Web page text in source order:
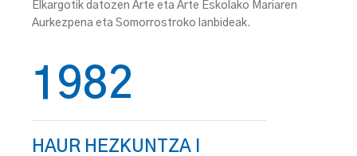
Elkargotik datozen Arte eta Arte Eskolako Mariaren
Aurkezpena eta Somorrostroko lanbideak.
1982
HAUR HEZKUNTZA I